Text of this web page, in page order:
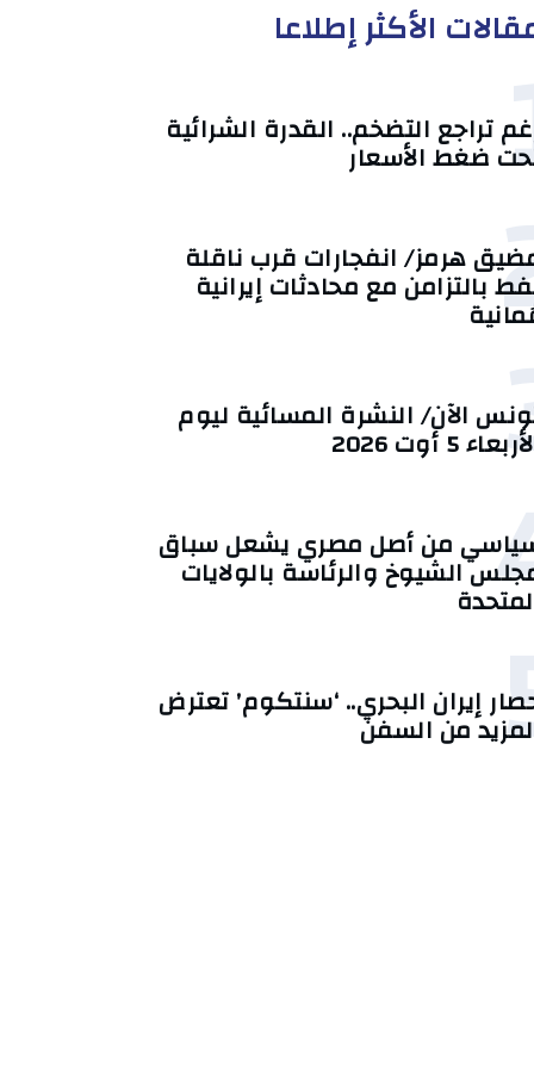
الأكثر إطلاعا
تراجع التضخم.. القدرة الشرائية
ضغط الأسعار
هرمز/ انفجارات قرب ناقلة
بالتزامن مع محادثات إيرانية
الآن/ النشرة المسائية ليوم
5 أوت 2026
من أصل مصري يشعل سباق
الشيوخ والرئاسة بالولايات
إيران البحري.. ‘سنتكوم’ تعترض
من السفن